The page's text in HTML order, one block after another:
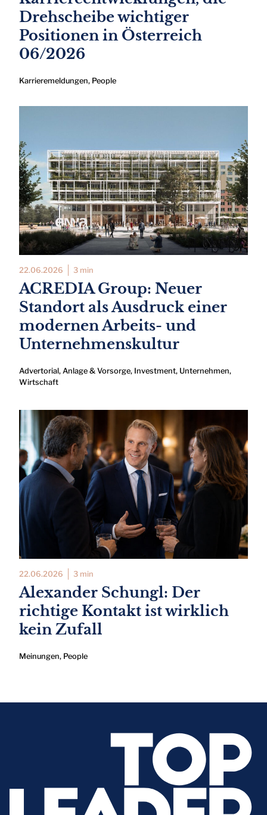
Drehscheibe wichtiger
Positionen in Österreich
06/2026
Karrieremeldungen, People
22.06.2026 3 min
ACREDIA Group: Neuer
Standort als Ausdruck einer
modernen Arbeits- und
Unternehmenskultur
Advertorial, Anlage & Vorsorge, Investment, Unternehmen,
Wirtschaft
22.06.2026 3 min
Alexander Schungl: Der
richtige Kontakt ist wirklich
kein Zufall
Meinungen, People